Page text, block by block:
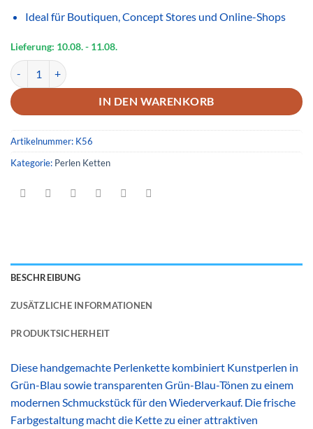
Ideal für Boutiquen, Concept Stores und Online-Shops
Lieferung: 10.08.- 11.08.
Handgemachte Perlenkette Grün-Blau Glänzend mit
IN DEN WARENKORB
Artikelnummer: K56
Kategorie: Perlen Ketten
BESCHREIBUNG
ZUSÄTZLICHE INFORMATIONEN
PRODUKTSICHERHEIT
Diese handgemachte Perlenkette kombiniert Kunstperlen in
Grün-Blau sowie transparenten Grün-Blau-Tönen zu einem
modernen Schmuckstück für den Wiederverkauf. Die frische
Farbgestaltung macht die Kette zu einer attraktiven